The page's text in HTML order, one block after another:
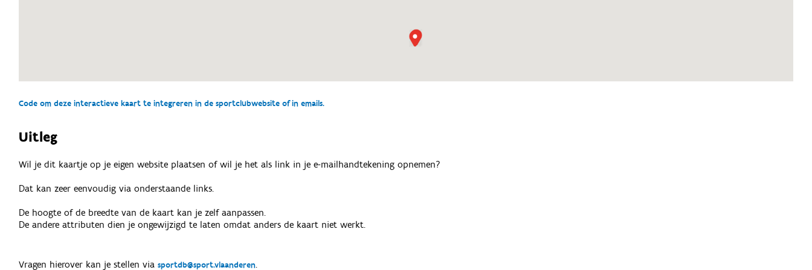
Code om deze interactieve kaart te integreren in de sportclubwebsite of in emails.
Uitleg
Wil je dit kaartje op je eigen website plaatsen of wil je het als link in je e-mailhandtekening opnemen?
Dat kan zeer eenvoudig via onderstaande links.
De hoogte of de breedte van de kaart kan je zelf aanpassen.
De andere attributen dien je ongewijzigd te laten omdat anders de kaart niet werkt.
Vragen hierover kan je stellen viasportdb@sport.vlaanderen.